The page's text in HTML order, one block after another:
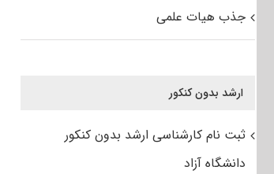
جذب هیات علمی
ارشد بدون کنکور
ثبت نام کارشناسی ارشد بدون کنکور
دانشگاه آزاد